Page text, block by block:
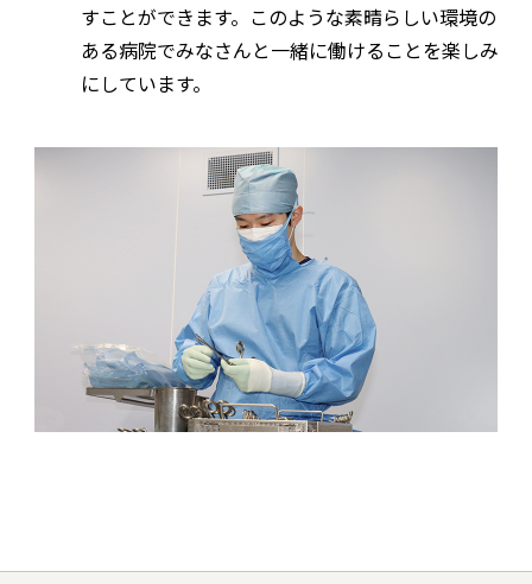
すことができます。このような素晴らしい環境の
ある病院でみなさんと一緒に働けることを楽しみ
にしています。